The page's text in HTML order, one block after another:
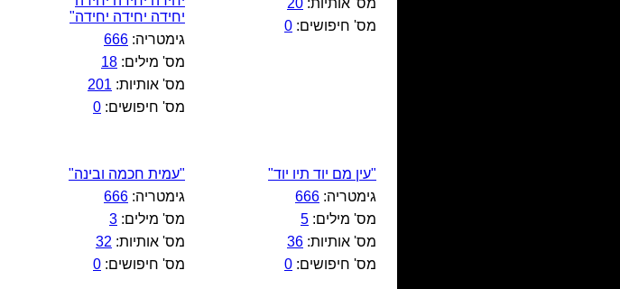
מס' אותיות: 20
מס' חיפושים: 0
יחידה יחידה יחידה"
גימטריה: 666
מס' מילים: 18
מס' אותיות: 201
מס' חיפושים: 0
"עין מם יוד תיו יוד"
גימטריה: 666
מס' מילים: 5
מס' אותיות: 36
מס' חיפושים: 0
"עמית חכמה ובינה"
גימטריה: 666
מס' מילים: 3
מס' אותיות: 32
מס' חיפושים: 0